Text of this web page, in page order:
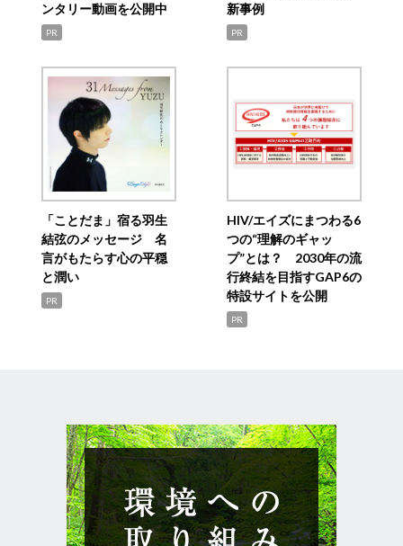
ンタリー動画を公開中
PR
新事例
PR
「ことだま」宿る羽生
結弦のメッセージ 名
言がもたらす心の平穏
と潤い
PR
HIV/エイズにまつわる6
つの“理解のギャッ
プ”とは？ 2030年の流
行終結を目指すGAP6の
特設サイトを公開
PR